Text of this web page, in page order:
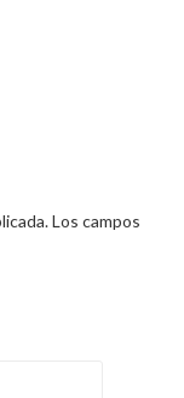
Los campos